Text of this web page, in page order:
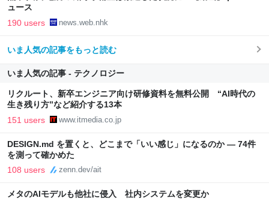
ュース
190 users news.web.nhk
いま人気の記事をもっと読む
いま人気の記事 - テクノロジー
リクルート、新卒エンジニア向け研修資料を無料公開 “AI時代の
生き残り方”など紹介する13本
151 users www.itmedia.co.jp
DESIGN.md を置くと、どこまで「いい感じ」になるのか — 74件
を測って確かめた
108 users zenn.dev/ait
メタのAIモデルも他社に侵入 社内システムを変更か